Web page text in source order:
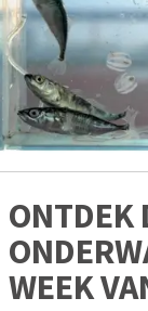
ONTDEK
WEEK